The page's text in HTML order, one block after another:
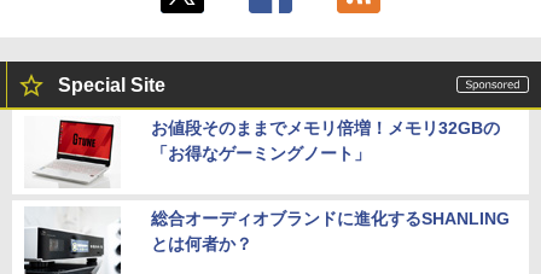
Special Site
お値段そのままでメモリ倍増！メモリ32GBの
「お得なゲーミングノート」
総合オーディオブランドに進化するSHANLING
とは何者か？